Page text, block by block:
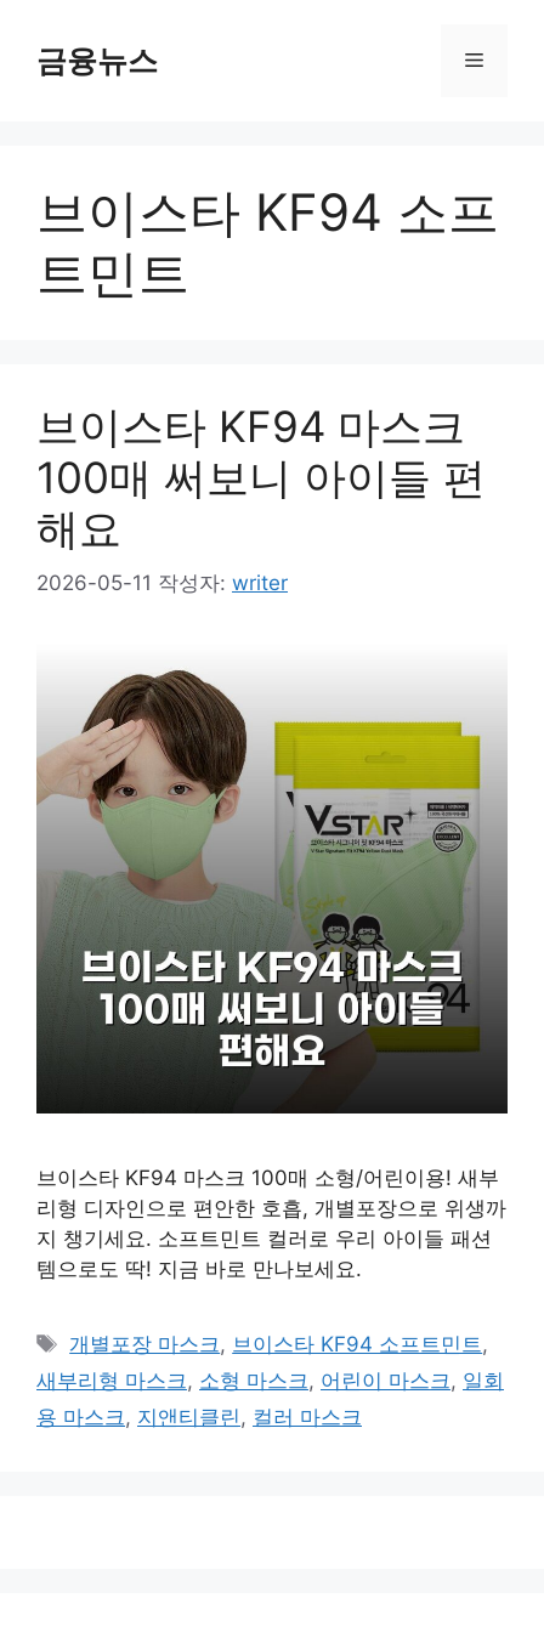
금융뉴스 메
브이스타 KF94 소프
트민트
브이스타 KF94 마스크
100매 써보니 아이들 편
해요
2026-05-11 작성자: writer
브이스타 KF94 마스크 100매 소형/어린이용! 새부
리형 디자인으로 편안한 호흡, 개별포장으로 위생까
지 챙기세요. 소프트민트 컬러로 우리 아이들 패션
템으로도 딱! 지금 바로 만나보세요.
태
그
개별포장 마스크 , 브이스타 KF94 소프트민트 ,
새부리형 마스크 , 소형 마스크 , 어린이 마스크 , 일회
용 마스크 , 지앤티클린 , 컬러 마스크